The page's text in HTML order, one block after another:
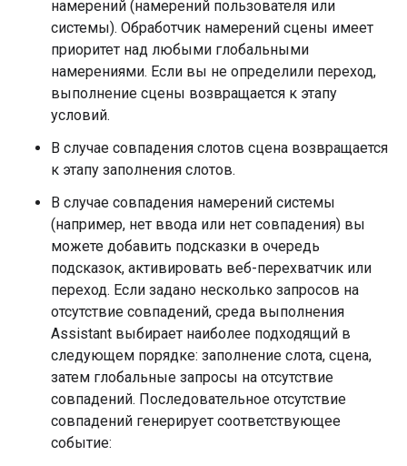
намерений (намерений пользователя или
системы). Обработчик намерений сцены имеет
приоритет над любыми глобальными
намерениями. Если вы не определили переход,
выполнение сцены возвращается к этапу
условий.
В случае совпадения слотов сцена возвращается
к этапу заполнения слотов.
В случае совпадения намерений системы
(например, нет ввода или нет совпадения) вы
можете добавить подсказки в очередь
подсказок, активировать веб-перехватчик или
переход. Если задано несколько запросов на
отсутствие совпадений, среда выполнения
Assistant выбирает наиболее подходящий в
следующем порядке: заполнение слота, сцена,
затем глобальные запросы на отсутствие
совпадений. Последовательное отсутствие
совпадений генерирует соответствующее
событие: